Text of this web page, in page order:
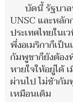
บัดนี้ รัฐบา
UNSC และหลั
ประเทศไทยใน
พึ่งอเมริกาก็เป็
กัมพูชาก็ยังต้อง
หายใจให้อยู่ได้
ผ่านไป ไม่ช้ากั
เหมือนเดิม